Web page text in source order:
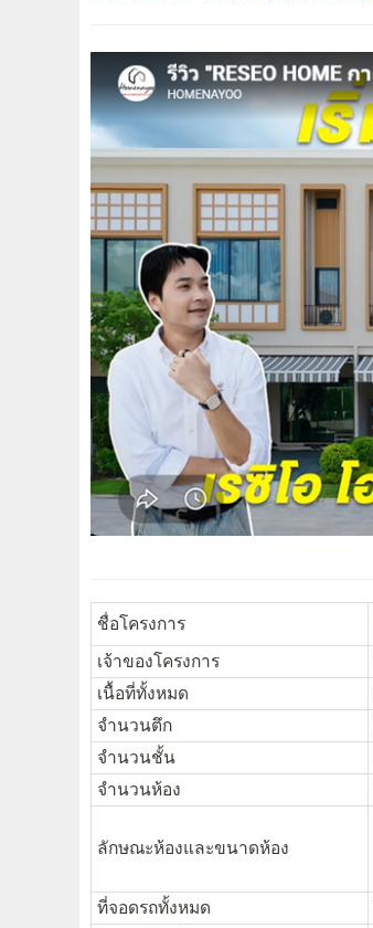
ชื่อโครงการ
เจ้าของโครงการ
เนื้อที่ทั้งหมด
จำนวนตึก
จำนวนชั้น
จำนวนห้อง
ลักษณะห้องและขนาดห้อง
ที่จอดรถทั้งหมด